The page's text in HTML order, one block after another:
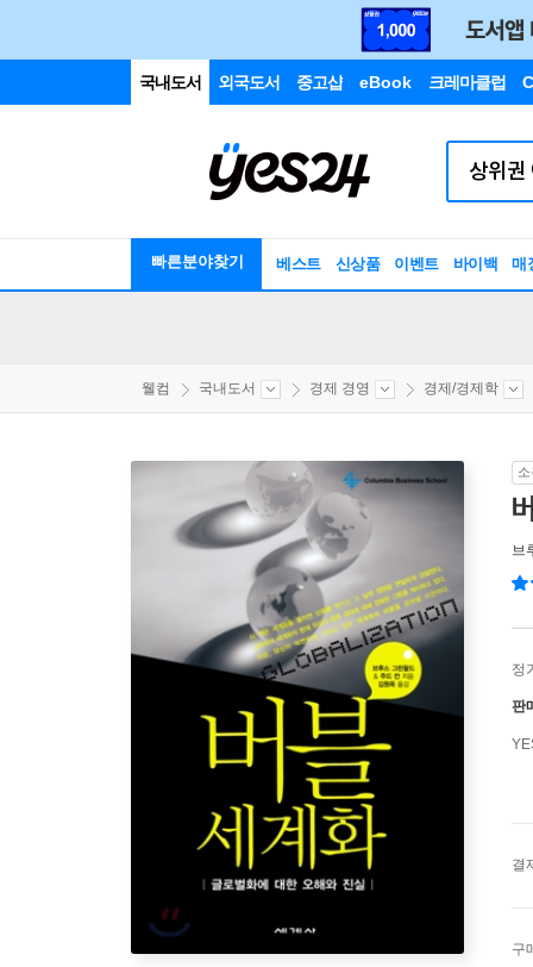
국내도서 외국도서 중고샵 eBook 크레마클럽
빠른분야찾기 베스트 신상품 이벤트 바이백 매
웰컴 국내도서 경제 경영 경제/경제학
브
정
판
결
구